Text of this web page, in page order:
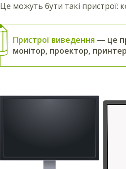
Це можуть бути такі
Пристрої виведення — це
монітор, проектор,